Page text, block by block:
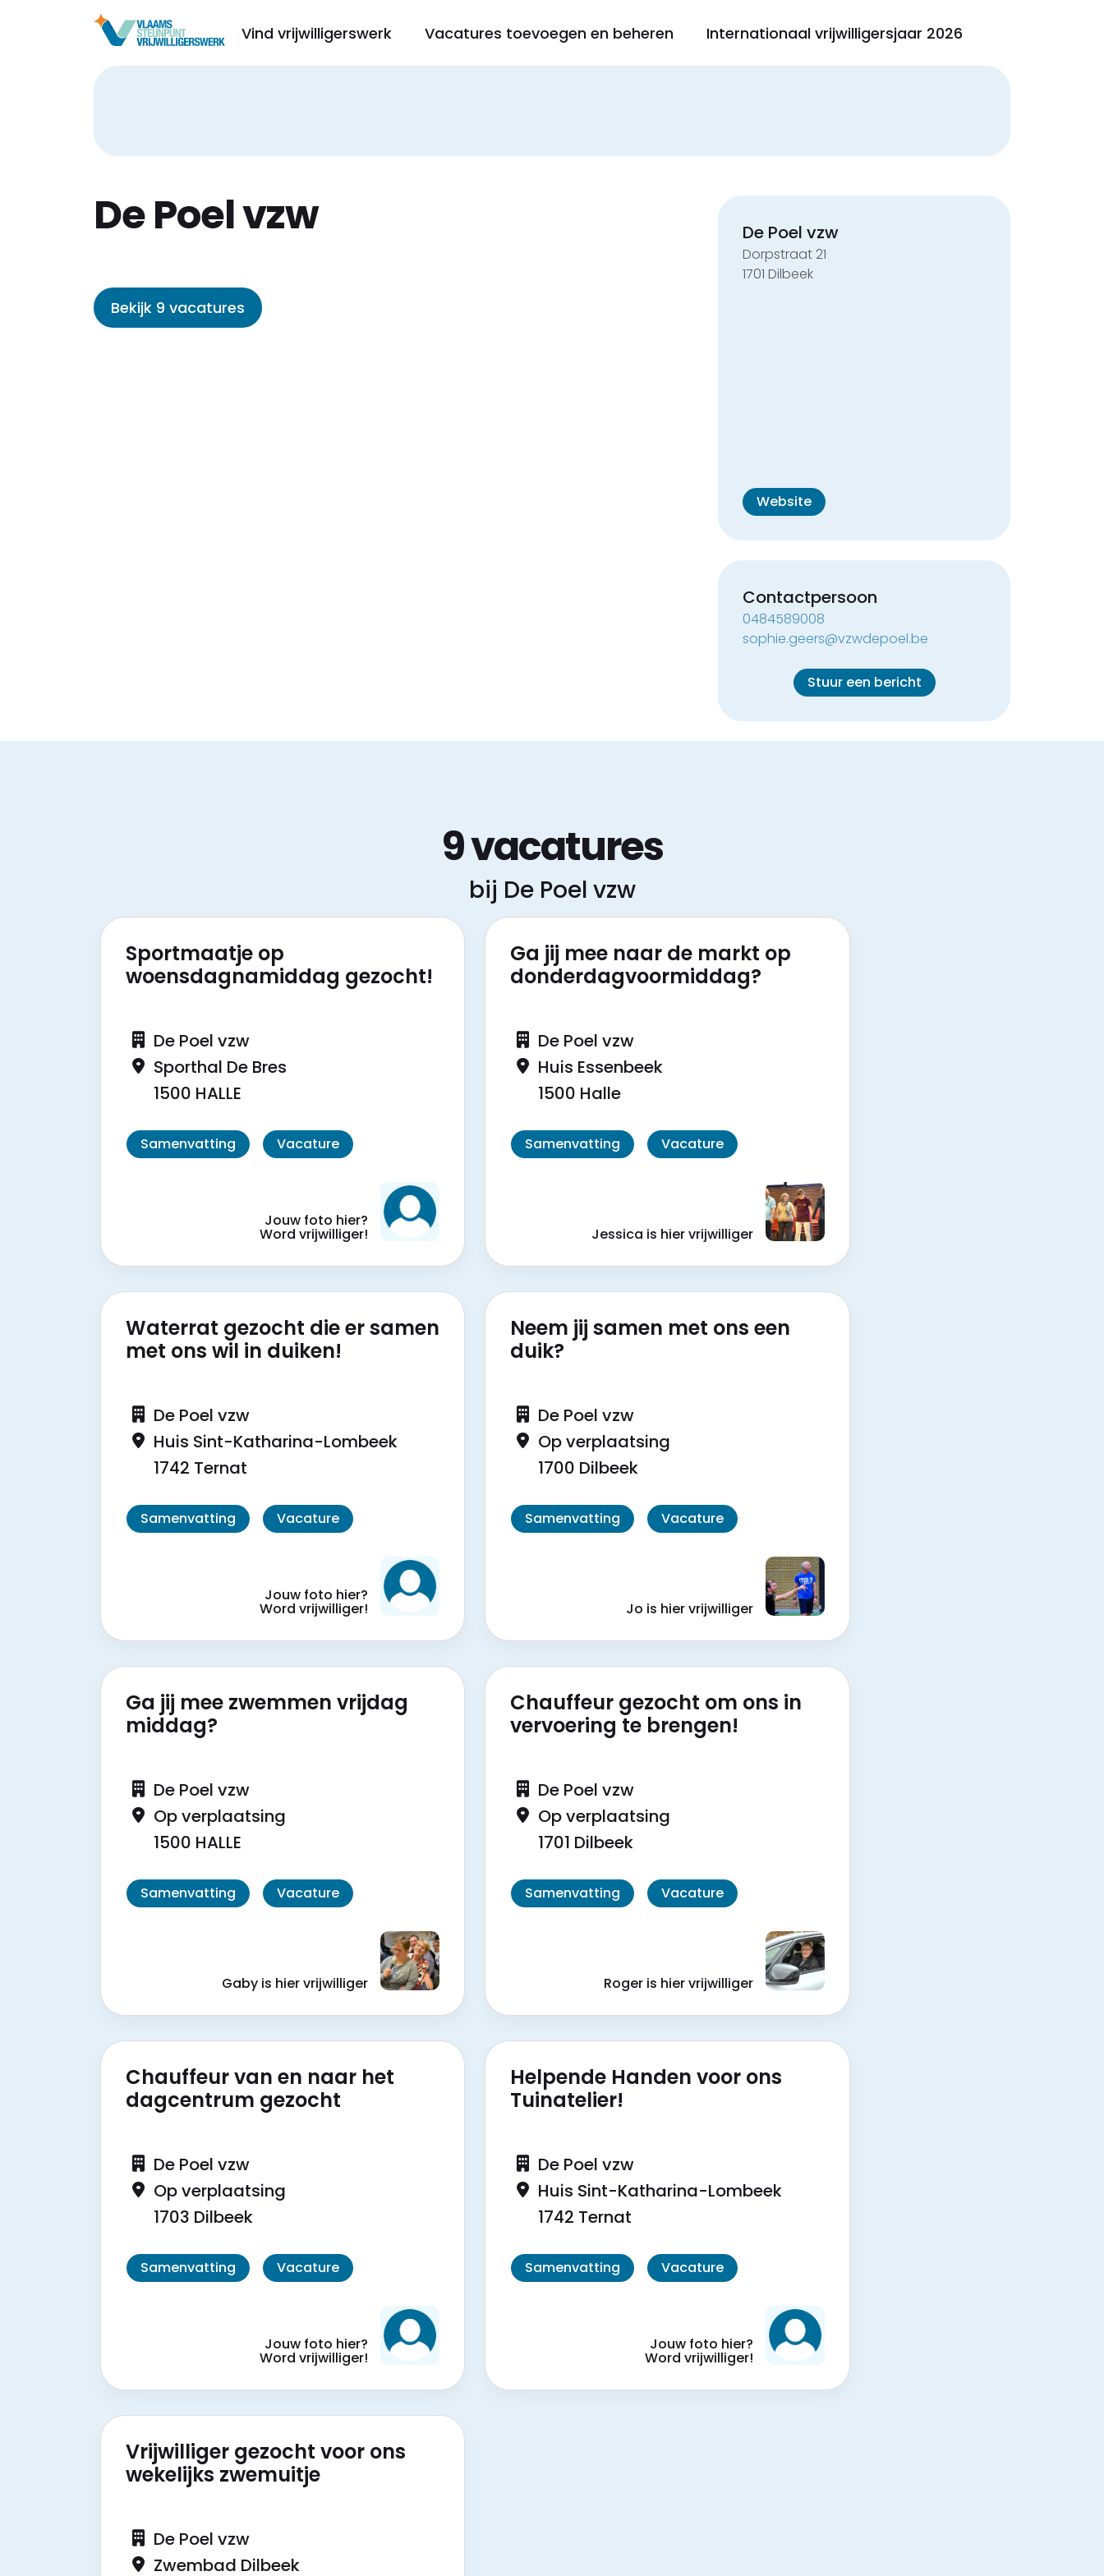
Vind vrijwilligerswerk Vacatures toevoegen en beheren Internationaal vrijwilligersjaar 2026
De Poel vzw
Bekijk 9 vacatures
De Poel vzw
Dorpstraat 21
1701 Dilbeek
Website
Contactpersoon
0484589008
sophie.geers@vzwdepoel.be
Stuur een bericht
9 vacatures
bij De Poel vzw
Sportmaatje op
woensdagnamiddag gezocht!
De Poel vzw
Sporthal De Bres
1500 HALLE
Samenvatting Vacature
Jouw foto hier?
Word vrijwilliger!
Ga jij mee naar de markt op
donderdagvoormiddag?
De Poel vzw
Huis Essenbeek
1500 Halle
Samenvatting Vacature
Jessica is hier vrijwilliger
Waterrat gezocht die er samen
met ons wil in duiken!
De Poel vzw
Huis Sint-Katharina-Lombeek
1742 Ternat
Samenvatting Vacature
Jouw foto hier?
Word vrijwilliger!
Neem jij samen met ons een
duik?
De Poel vzw
Op verplaatsing
1700 Dilbeek
Samenvatting Vacature
Jo is hier vrijwilliger
Ga jij mee zwemmen vrijdag
middag?
De Poel vzw
Op verplaatsing
1500 HALLE
Samenvatting Vacature
Gaby is hier vrijwilliger
Chauffeur gezocht om ons in
vervoering te brengen!
De Poel vzw
Op verplaatsing
1701 Dilbeek
Samenvatting Vacature
Roger is hier vrijwilliger
Chauffeur van en naar het
dagcentrum gezocht
De Poel vzw
Op verplaatsing
1703 Dilbeek
Samenvatting Vacature
Jouw foto hier?
Word vrijwilliger!
Helpende Handen voor ons
Tuinatelier!
De Poel vzw
Huis Sint-Katharina-Lombeek
1742 Ternat
Samenvatting Vacature
Jouw foto hier?
Word vrijwilliger!
Vrijwilliger gezocht voor ons
wekelijks zwemuitje
De Poel vzw
Zwembad Dilbeek